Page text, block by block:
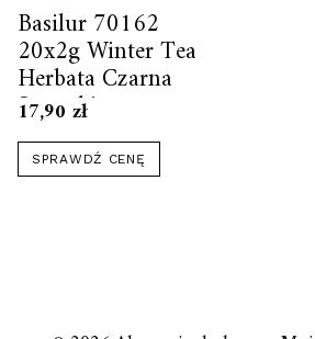
Basilur 70162
20x2g Winter Tea
Herbata Czarna
Saszetki
17,90 zł
SPRAWDŹ CENĘ